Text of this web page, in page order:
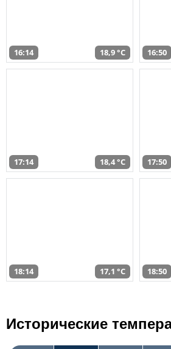
16:14 18,9 °C 16:50
17:14 18,4 °C 17:50
18:14 17,1 °C 18:50
Исторические